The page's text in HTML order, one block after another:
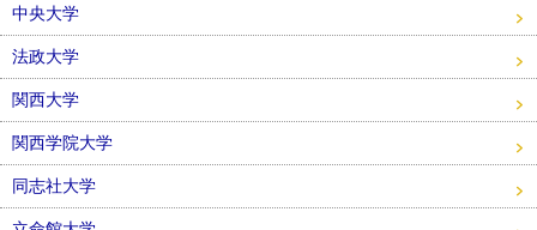
中央大学
法政大学
関西大学
関西学院大学
同志社大学